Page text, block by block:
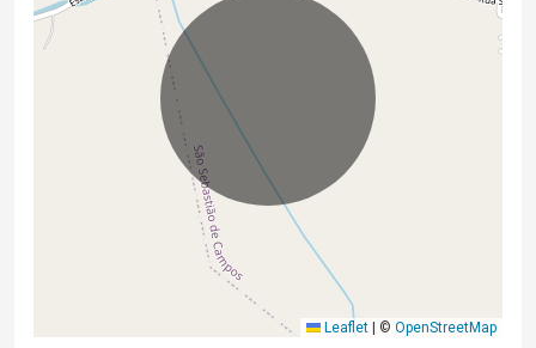
Leaflet © OpenStreetMap